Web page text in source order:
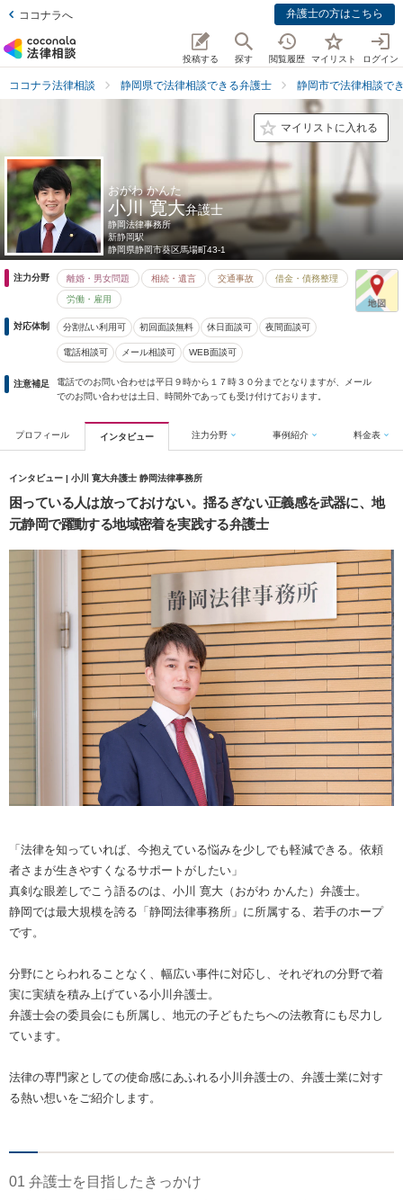
ココナラへ 弁護士の方はこちら
投稿する 探す 閲覧履歴 マイリスト ログイン
ココナラ法律相談 静岡県で法律相談できる弁護士 静岡市で法律相談で
マイリストに入れる
おがわ かんた
小川 寛大弁護士
静岡法律事務所
新静岡駅
静岡県静岡市葵区馬場町43-1
注力分野 離婚・男女問題 相続・遺言 交通事故 借金・債務整理
労働・雇用
対応体制 分割払い利用可 初回面談無料 休日面談可 夜間面談可
電話相談可 メール相談可 WEB面談可
注意補足
電話でのお問い合わせは平日９時から１７時３０分までとなりますが、メール
でのお問い合わせは土日、時間外であっても受け付けております。
プロフィール インタビュー 注力分野 事例紹介 料金表
インタビュー | 小川 寛大弁護士 静岡法律事務所
困っている人は放っておけない。揺るぎない正義感を武器に、地
元静岡で躍動する地域密着を実践する弁護士
「法律を知っていれば、今抱えている悩みを少しでも軽減できる。依頼
者さまが生きやすくなるサポートがしたい」
真剣な眼差しでこう語るのは、小川 寛大（おがわ かんた）弁護士。
静岡では最大規模を誇る「静岡法律事務所」に所属する、若手のホープ
です。
分野にとらわれることなく、幅広い事件に対応し、それぞれの分野で着
実に実績を積み上げている小川弁護士。
弁護士会の委員会にも所属し、地元の子どもたちへの法教育にも尽力し
ています。
法律の専門家としての使命感にあふれる小川弁護士の、弁護士業に対す
る熱い想いをご紹介します。
01 弁護士を目指したきっかけ